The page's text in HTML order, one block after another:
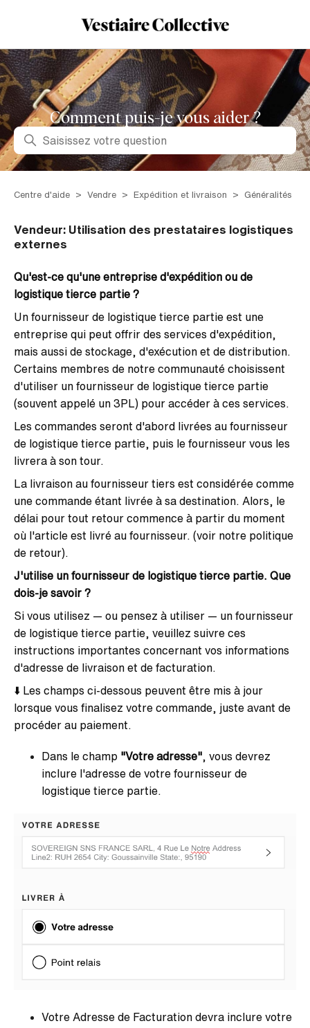
Comment puis-je vous aider ?
Recherche
Centre d'aide Vendre Expédition et livraison Généralités
Vendeur: Utilisation des prestataires logistiques
externes
Qu'est-ce qu'une entreprise d'expédition ou de
logistique tierce partie ?
Un fournisseur de logistique tierce partie est une
entreprise qui peut offrir des services d'expédition,
mais aussi de stockage, d'exécution et de distribution.
Certains membres de notre communauté choisissent
d'utiliser un fournisseur de logistique tierce partie
(souvent appelé un 3PL) pour accéder à ces services.
Les commandes seront d'abord livrées au fournisseur
de logistique tierce partie, puis le fournisseur vous les
livrera à son tour.
La livraison au fournisseur tiers est considérée comme
une commande étant livrée à sa destination. Alors, le
délai pour tout retour commence à partir du moment
où l'article est livré au fournisseur. (voir notre politique
de retour).
J'utilise un fournisseur de logistique tierce partie. Que
dois-je savoir ?
Si vous utilisez — ou pensez à utiliser — un fournisseur
de logistique tierce partie, veuillez suivre ces
instructions importantes concernant vos informations
d'adresse de livraison et de facturation.
⬇️ Les champs ci-dessous peuvent être mis à jour
lorsque vous finalisez votre commande, juste avant de
procéder au paiement.
Dans le champ "Votre adresse" , vous devrez
inclure l'adresse de votre fournisseur de
logistique tierce partie.
Votre Adresse de Facturation devra inclure votre